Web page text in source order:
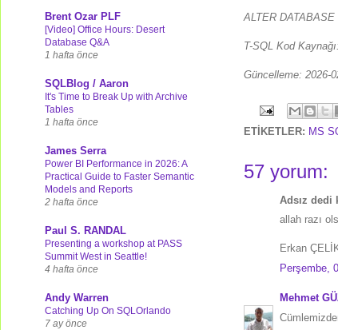
ALTER DATABASE
T-SQL Kod
Güncelleme: 2026-
ETİKETLER: MS
57 yorum:
Adsız dedi
allah razı
Erkan
Perşembe,
Mehmet
Brent Ozar PLF
[Video] Office Hours: Desert
Database Q&A
1 hafta önce
SQLBlog / Aaron
It's Time to Break Up with Archive
Tables
1 hafta önce
James Serra
Power BI Performance in 2026: A
Practical Guide to Faster Semantic
Models and Reports
2 hafta önce
Paul S. RANDAL
Presenting a workshop at PASS
Summit West in Seattle!
4 hafta önce
Andy Warren
Catching Up On SQLOrlando
7 ay önce